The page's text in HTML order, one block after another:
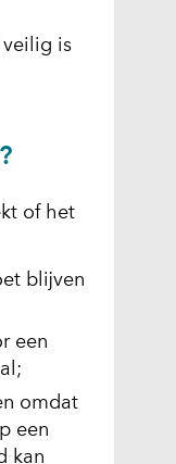
is
of het
blijven
een
omdat
een
kan